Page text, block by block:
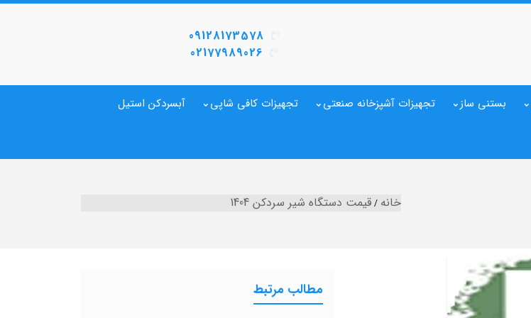
09128173578
02177989026
بستنی ساز تجهیزات آشپزخانه صنعتی تجهیزات کافی شاپی آبسردکن استیل
خانه قیمت دستگاه شیر سردکن 1404
مطالب مرتبط